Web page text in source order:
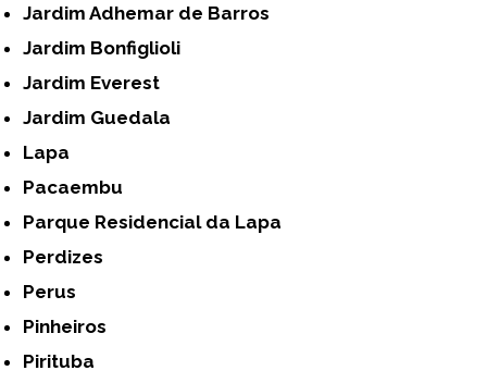
Jardim Adhemar de Barros
Jardim Bonfiglioli
Jardim Everest
Jardim Guedala
Lapa
Pacaembu
Parque Residencial da Lapa
Perdizes
Perus
Pinheiros
Pirituba